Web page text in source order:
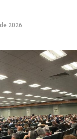
los dos
la audiencia
después de la
conclusión,
avistamientos de
única.
2026